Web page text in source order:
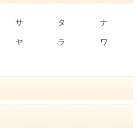
サ タ ナ
ヤ ラ ワ